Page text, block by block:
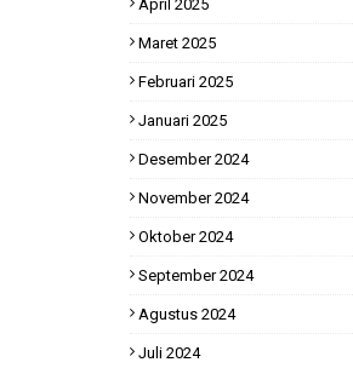
April 2025
Maret 2025
Februari 2025
Januari 2025
Desember 2024
November 2024
Oktober 2024
September 2024
Agustus 2024
Juli 2024